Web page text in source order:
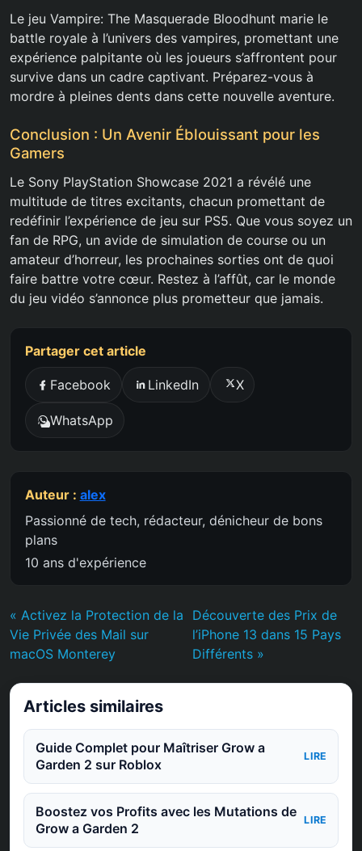
Le jeu Vampire: The Masquerade Bloodhunt marie le
battle royale à l’univers des vampires, promettant une
expérience palpitante où les joueurs s’affrontent pour
survive dans un cadre captivant. Préparez-vous à
mordre à pleines dents dans cette nouvelle aventure.
Conclusion : Un Avenir Éblouissant pour les
Gamers
Le Sony PlayStation Showcase 2021 a révélé une
multitude de titres excitants, chacun promettant de
redéfinir l’expérience de jeu sur PS5. Que vous soyez un
fan de RPG, un avide de simulation de course ou un
amateur d’horreur, les prochaines sorties ont de quoi
faire battre votre cœur. Restez à l’affût, car le monde
du jeu vidéo s’annonce plus prometteur que jamais.
Partager cet article
Facebook LinkedIn X
WhatsApp
Auteur : alex
Passionné de tech, rédacteur, dénicheur de bons
plans
10 ans d'expérience
« Activez la Protection de la
Vie Privée des Mail sur
macOS Monterey
Découverte des Prix de
l’iPhone 13 dans 15 Pays
Différents »
Articles similaires
Guide Complet pour Maîtriser Grow a
Garden 2 sur Roblox
LIRE
Boostez vos Profits avec les Mutations de
Grow a Garden 2
LIRE